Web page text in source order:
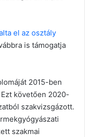
el az osztály
is támogatja
2015-ben
követően 2020-
szakvizsgázott.
szakmai